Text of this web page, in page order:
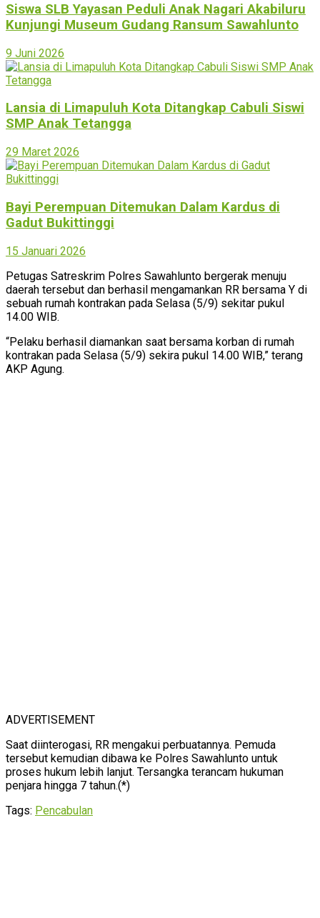
Siswa SLB Yayasan Peduli Anak Nagari Akabiluru
Kunjungi Museum Gudang Ransum Sawahlunto
9 Juni 2026
Lansia di Limapuluh Kota Ditangkap Cabuli Siswi
SMP Anak Tetangga
29 Maret 2026
Bayi Perempuan Ditemukan Dalam Kardus di
Gadut Bukittinggi
15 Januari 2026
Petugas Satreskrim Polres Sawahlunto bergerak menuju
daerah tersebut dan berhasil mengamankan RR bersama Y di
sebuah rumah kontrakan pada Selasa (5/9) sekitar pukul
14.00 WIB.
“Pelaku berhasil diamankan saat bersama korban di rumah
kontrakan pada Selasa (5/9) sekira pukul 14.00 WIB,” terang
AKP Agung.
ADVERTISEMENT
Saat diinterogasi, RR mengakui perbuatannya. Pemuda
tersebut kemudian dibawa ke Polres Sawahlunto untuk
proses hukum lebih lanjut. Tersangka terancam hukuman
penjara hingga 7 tahun.(*)
Tags: Pencabulan